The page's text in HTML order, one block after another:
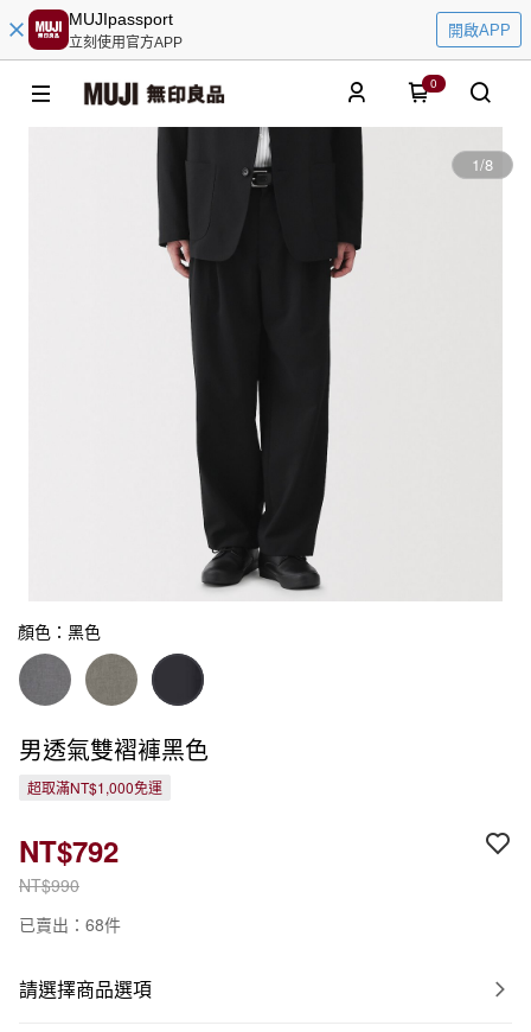
MUJIpassport
立刻使用官方APP
開啟APP
0
1/8
顏色：黑色
男透氣雙褶褲黑色
超取滿NT$1,000免運
NT$990
NT$792
已賣出：68件
請選擇商品選項